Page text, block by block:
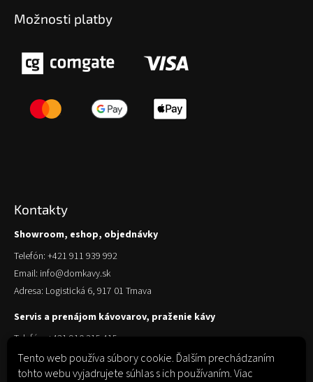
Tento web používa súbory cookie. Ďalším prechádzaním
tohto webu vyjadrujete súhlas s ich používaním. Viac
Možnosti platby
Kontakty
Showroom, eshop, objednávky
Telefón: +421 911 939 992
Email: info@domkavy.sk
Adresa: Logistická 6, 917 01 Trnava
Servis a prenájom kávovarov, praženie kávy
Telefón: +421 910 315 415
Email: obchod@domkavy.sk
Adresa: Logistická 6, 917 01 Trnava